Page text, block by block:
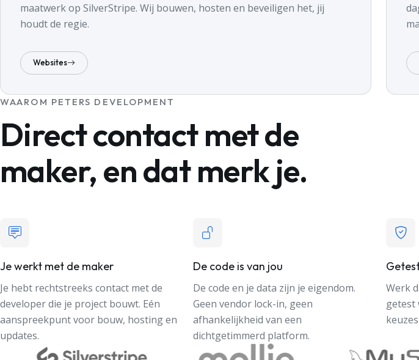
maatwerk op SilverStripe. Wij bouwen, hosten en beveiligen het, jij
houdt de regie.
Websites
WAAROM PETERS DEVELOPMENT
Direct contact met de
maker, en dat merk je.
Je werkt met de maker
Je hebt rechtstreeks contact met de
developer die je project bouwt. Eén
aanspreekpunt voor bouw, hosting en
updates.
De code is van jou
De code en je data zijn je eigendom.
Geen vendor lock-in, geen
afhankelijkheid van een
dichtgetimmerd platform.
Werk
getest